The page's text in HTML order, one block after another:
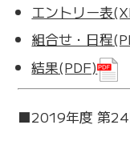
エントリー表
組合せ・日程
結果(PDF)
■2019年度 第24